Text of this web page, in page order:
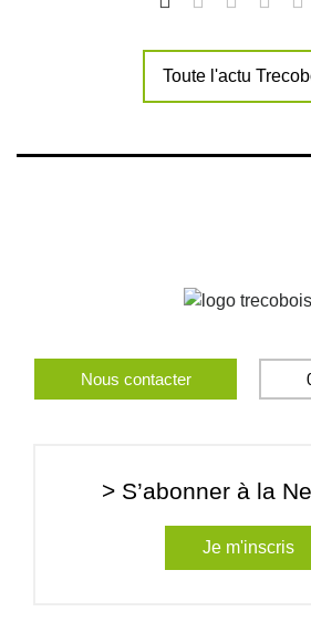
Toute l'actu
Nous contacter
> S’abonner à la
Je m'inscris